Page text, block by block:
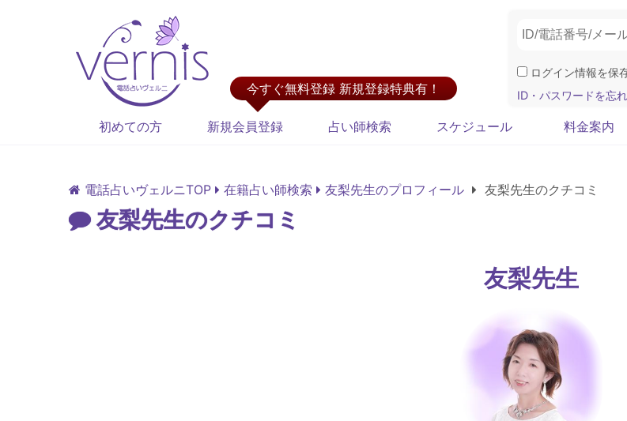
今すぐ無料登録 新規登録特典有！
ログイン情報を保
ID・パスワードを忘
初めての方 新規会員登録 占い師検索 スケジュール 料金案内
電話占いヴェルニTOP 在籍占い師検索 友梨先生のプロフィール 友梨先生のクチコミ
友梨先生のクチコミ
友梨先生